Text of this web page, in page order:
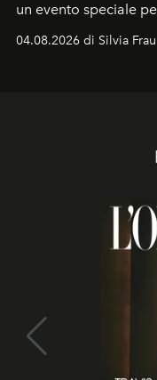
un evento speciale
04.08.2026 di Silvia Frau